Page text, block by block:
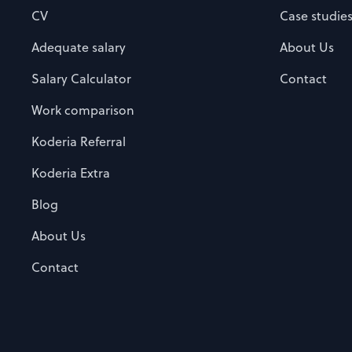
CV
Adequate salary
Salary Calculator
Work comparison
Koderia Referral
Koderia Extra
Blog
About Us
Contact
Case studies
About Us
Contact